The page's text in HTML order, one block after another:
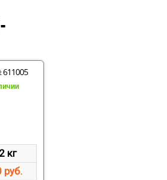
611005
кг
руб.